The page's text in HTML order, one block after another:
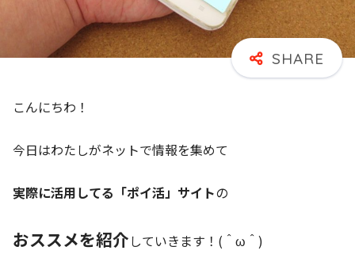
こんにちわ！
今日はわたしがネットで情報を集めて
実際に活用してる「ポイ活」サイトの
おススメを紹介していきます！(＾ω＾)